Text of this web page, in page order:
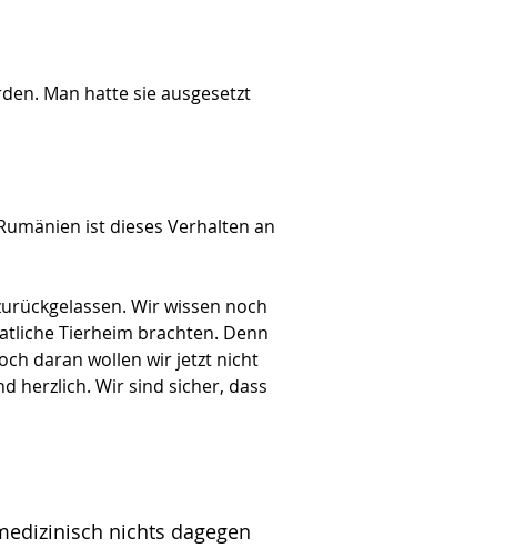
Man hatte sie ausgesetzt
ist dieses Verhalten an
Wir wissen noch
Tierheim brachten. Denn
daran wollen wir jetzt nicht
herzlich. Wir sind sicher, dass
nichts dagegen